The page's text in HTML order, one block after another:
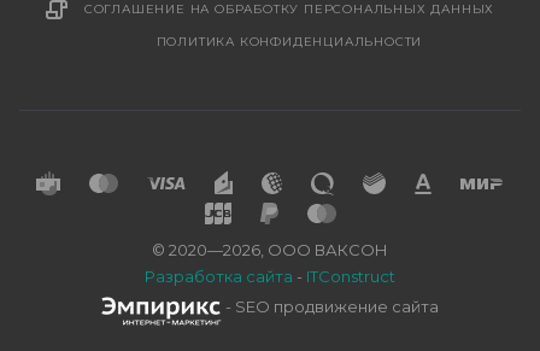
СОГЛАШЕНИЕ НА ОБРАБОТКУ ПЕРСОНАЛЬНЫХ ДАННЫХ
ПОЛИТИКА КОНФИДЕНЦИАЛЬНОСТИ
© 2020—2026, ООО ВАКСОН
Разработка сайта - ITConstruct
- SEO продвижение сайта